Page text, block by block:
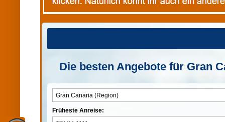
Die besten Angebote für Gran
Früheste Anreise: